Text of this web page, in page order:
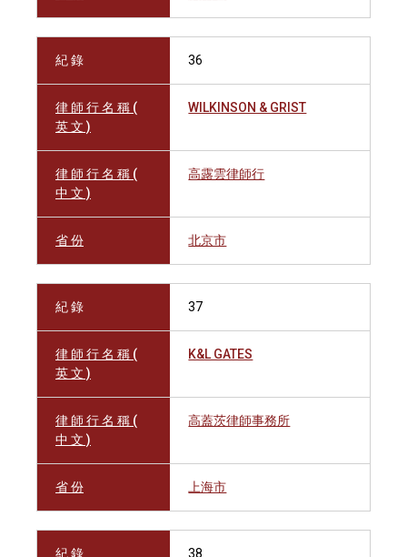
紀 錄 36
律 師 行 名 稱 (
英 文 )
WILKINSON & GRIST
律 師 行 名 稱 (
中 文 )
高露雲律師行
省 份 北京市
紀 錄 37
律 師 行 名 稱 (
英 文 )
K&L GATES
律 師 行 名 稱 (
中 文 )
高蓋茨律師事務所
省 份 上海市
紀 錄 38